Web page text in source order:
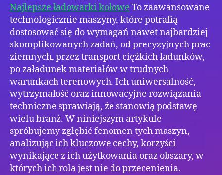
Najlepsze ładowarki kołowe To zaawansowane
technologicznie maszyny, które potrafią
dostosować się do wymagań nawet najbardziej
skomplikowanych zadań, od precyzyjnych prac
ziemnych, przez transport ciężkich ładunków,
po załadunek materiałów w trudnych
warunkach terenowych. Ich uniwersalność,
wytrzymałość oraz innowacyjne rozwiązania
techniczne sprawiają, że stanowią podstawę
wielu branż. W niniejszym artykule
spróbujemy zgłębić fenomen tych maszyn,
analizując ich kluczowe cechy, korzyści
wynikające z ich użytkowania oraz obszary, w
których ich rola jest nie do przecenienia.